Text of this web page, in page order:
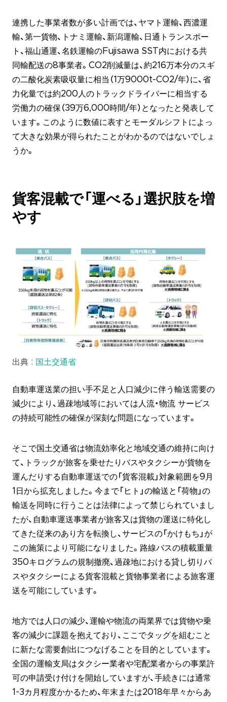
連携した事業者数が多い計画では、ヤマト運輸、西濃運
輸、第一貨物、トナミ運輸、新潟運輸、日通トランスポー
ト、福山通運、名鉄運輸のFujisawa SST内における共
同輸配送の8事業者。CO2削減量は、約216万本分のスギ
の二酸化炭素吸収量に相当（1万9000t-CO2/年）に、省
力化量では約200人のトラックドライバーに相当する
労働力の確保（39万6,000時間/年）となったと発表して
います。このように数値に表すとモーダルシフトによっ
て大きな効果が得られたことがわかるのではないでしょ
うか。
貨客混載で「運べる」選択肢を増
やす
出典 : 国土交通省
自動車運送業の担い手不足と人口減少に伴う輸送需要の
減少により、過疎地域等においては人流・物流 サービス
の持続可能性の確保が深刻な問題になっています。
そこで国土交通省は物流効率化と地域交通の維持に向け
て、トラックが旅客を乗せたりバスやタクシーが貨物を
運んだりする自動車運送での「貨客混載」対象範囲を9月
1日から拡充しました。今まで「ヒト」の輸送と「荷物」の
輸送を同時に行うことは法律によって禁じられていまし
たが、自動車運送事業者が旅客又は貨物の運送に特化し
てきた従来のあり方を転換し、サービスの「かけもち」が
この施策により可能になりました。路線バスの積載重量
350キログラムの規制撤廃、過疎地における貸し切りバ
スやタクシーによる貨客混載と貨物事業者による旅客運
送を可能にしています。
地方では人口の減少、運輸や物流の両業界では貨物や乗
客の減少に課題を抱えており、ここでタッグを組むこと
に新たな需要創出につなげることを目的としています。
全国の運輸支局はタクシー業者や宅配業者からの事業許
可の申請受け付けを開始していますが、手続きには通常
1~3カ月程度かかるため、年末または2018年早々からあ